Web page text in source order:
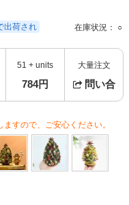
出荷され 在庫状況： ○
51 + units
784円
大量注文
問い合
すので、ご安心ください。